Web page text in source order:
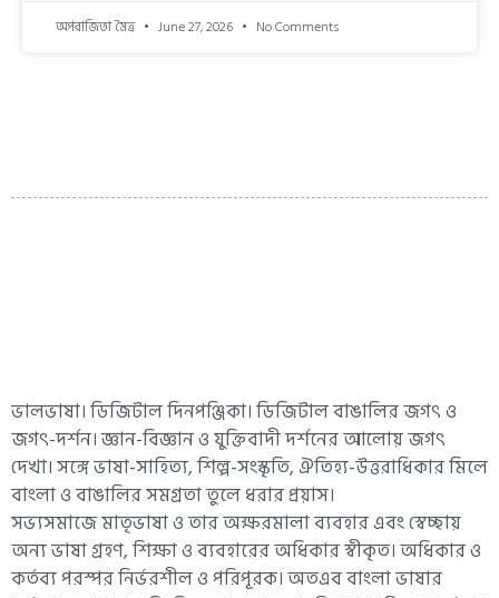
অপরাজিতা মৈত্র
June 27, 2026 No Comments
ভালভাষা। ডিজিটাল দিনপঞ্জিকা। ডিজিটাল বাঙালির জগৎ ও
জগৎ-দর্শন। জ্ঞান-বিজ্ঞান ও যুক্তিবাদী দর্শনের আলোয় জগৎ
দেখা। সঙ্গে ভাষা-সাহিত্য, শিল্প-সংস্কৃতি, ঐতিহ্য-উত্তরাধিকার মিলে
বাংলা ও বাঙালির সমগ্রতা তুলে ধরার প্রয়াস।
সভ্যসমাজে মাতৃভাষা ও তার অক্ষরমালা ব্যবহার এবং স্বেচ্ছায়
অন্য ভাষা গ্রহণ, শিক্ষা ও ব্যবহারের অধিকার স্বীকৃত। অধিকার ও
কর্তব্য পরস্পর নির্ভরশীল ও পরিপূরক। অতএব বাংলা ভাষার